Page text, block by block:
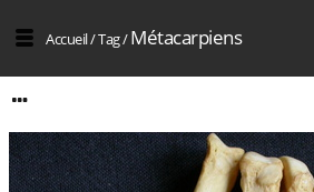
Accueil/Tag/Métacarpiens